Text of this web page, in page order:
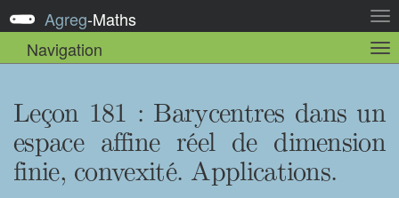
la
Agreg-Maths
Navigation
la
Leçon 181 : Barycentres dans un
espace affine réel de dimension
finie, convexité. Applications.